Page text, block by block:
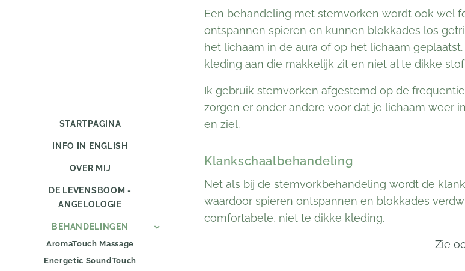
STARTPAGINA
INFO IN ENGLISH
OVER MIJ
DE LEVENSBOOM -
ANGELOLOGIE
BEHANDELINGEN
AromaTouch Massage
Energetic SoundTouch
Een behandeling met stemvorken wordt ook wel
ontspannen spieren en kunnen blokkades los
het lichaam in de aura of op het lichaam
kleding aan die makkelijk zit en niet al te dikke
Ik gebruik stemvorken afgestemd op de
zorgen er onder andere voor dat je lichaam weer
en ziel.
Klankschaalbehandeling
Net als bij de stemvorkbehandeling wordt de
waardoor spieren ontspannen en blokkades
comfortabele, niet te dikke kleding.
Zie